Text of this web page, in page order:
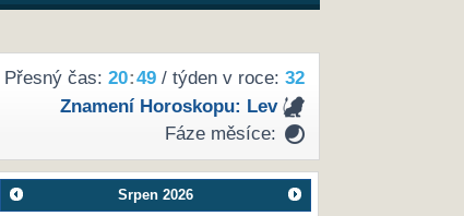
Přesný čas: 20:49/ týden v roce: 32
Znamení Horoskopu: Lev
Fáze měsíce:
Srpen 2026